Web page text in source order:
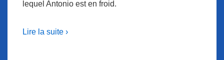
lequel Antonio est en froid.
Lire la suite ›